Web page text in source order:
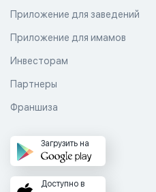
Приложение для заведений
Приложение для имамов
Инвесторам
Партнеры
Франшиза
Загрузить на
Доступно в